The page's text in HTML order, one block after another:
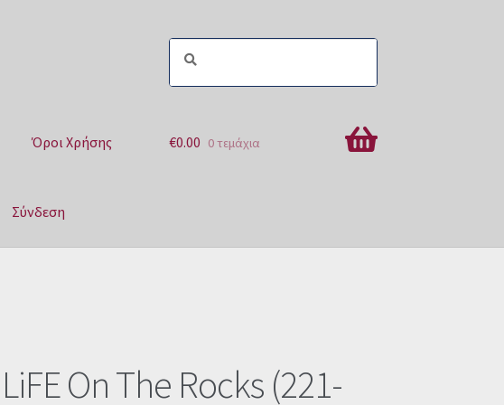
Όροι Χρήσης
Σύνδεση
€0.00 0 τεμάχια
LiFE On The Rocks (221-